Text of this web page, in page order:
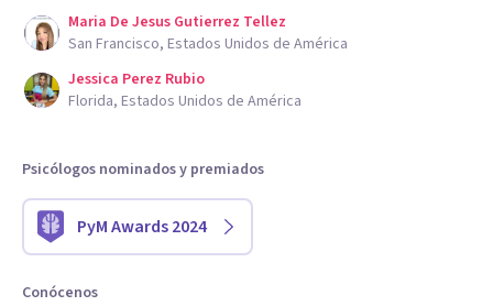
Maria De Jesus Gutierrez Tellez
San Francisco, Estados Unidos de América
Jessica Perez Rubio
Florida, Estados Unidos de América
Psicólogos nominados y premiados
PyM Awards 2024
Conócenos